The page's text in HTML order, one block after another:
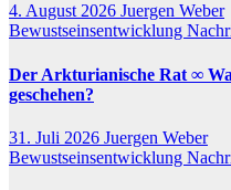
4. August 2026 Juergen Weber
Bewustseinsentwicklung
Der Arkturianische Rat ∞
geschehen?
31. Juli 2026 Juergen Weber
Bewustseinsentwicklung